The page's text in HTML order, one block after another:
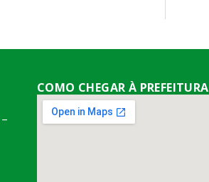
COMO CHEGAR À PREFEITURA